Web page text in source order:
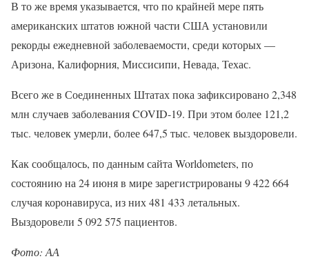
В то же время указывается, что по крайней мере пять
американских штатов южной части США установили
рекорды ежедневной заболеваемости, среди которых —
Аризона, Калифорния, Миссисипи, Невада, Техас.
Всего же в Соединенных Штатах пока зафиксировано 2,348
млн случаев заболевания COVID-19. При этом более 121,2
тыс. человек умерли, более 647,5 тыс. человек выздоровели.
Как сообщалось, по данным сайта Worldometers, по
состоянию на 24 июня в мире зарегистрированы 9 422 664
случая коронавируса, из них 481 433 летальных.
Выздоровели 5 092 575 пациентов.
Фото: АА